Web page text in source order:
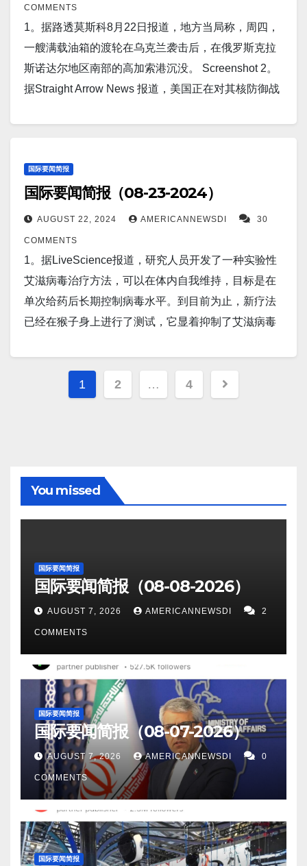
副董事长兼行长刘进因个人原因辞职，自周日起生
效。根据该行周日发布的一份文件，该行表示，董事
会已批准董事长葛海蛟担任代理行长。 Screenshot
11。据TheCoolDown报道，由于干旱可能会结束数百
年的传统做法，意大利的农民被迫放弃田地：“这是一
《古巴头条新闻》报道，古巴的感染人数在美洲地区
排名第二，仅次于巴西（7,284 例）。 Screenshot 6。
据台北路透社报道，台湾外交部周日表示，在中国和
美国争夺该地区影响力之际，台湾外交部副部长将出
席本周在汤加举行的太平洋岛屿领导人会议。
跃。 Orion 拥有 BSL-2、BSL-3 和 BSL-4 实验室，能
够处理世界上一些最致命的病毒，包括埃博拉病毒和
巴西本土的萨比亚病毒（这种病毒会导致出血热）。
Screenshot 8。据Interesting Engineering报道，达特
茅斯大学最近领导的一项研究表明，由于冰盖融化而
导致的海平面上升的最坏预测不太可能发生。然而，
这并不能否认格陵兰岛和南极洲冰融化仍然是一个令
人担忧的问题。 Screenshot 9。据Irish Star报道，一
发一种新疫苗，可以对不断演变的流感病毒产生终生
Screenshot 5。据The Guardian报道，泽连斯基称印
度支持乌克兰主权，与莫迪的会面“创造了历史”。
Screenshot 6。据Semafor 报道，中国企业正在储备芯
片制造设备并建立半导体供应链，以防范美国进一步
下历史纪录，而生产世界上最先进芯片光刻设备的荷
Screenshot 7。据英国广播公司国际频道的一项调查发
现，诈骗者利用马恩岛的一家海滨酒店和前银行办事
了近一年的时间来确定该投资骗局是如何在该岛进行
的，该岛是英国皇家属地，拥有独立政府。
Screenshot 8。据The Guardian报道，世界首个肺癌
疫苗试验在七个国家启动。一期临床试验
是 BNT116 的首次人体研究，已在英国、美国、德
国、匈牙利、波兰、西班牙和土耳其七个国家的 34 个
沙停火达成协议，以色列也明确表示将保留与哈马斯
恢复战争的权利。 Screenshot 10。据北京路透社报
发价格指数除7月19日小幅下跌外，均连日上涨。
法来模拟分子激发态。该方法可以显着提高计算化学
的准确性，在实际实验室实验之前通过模拟帮助开发
新材料和技术。 Screenshot…
COMMENTS
1。据路透莫斯科8月22日报道，地方当局称，周四，
一艘满载油箱的渡轮在乌克兰袭击后，在俄罗斯克拉
斯诺达尔地区南部的高加索港沉没。 Screenshot 2。
据Straight Arrow News 报道，美国正在对其核防御战
态发生变化之际发布的。 Screenshot 3。据NBC
News 报道，美国食品和药物管理局周四批准了辉瑞
和 Moderna 生产的新冠疫苗。这是疫苗第三次更新，
个月来，中国经济的低迷在金融市场上表现得十分明
显：债券市场正在经历历史性的反弹，推动长期利率
下降。北京官员竭力试图消除这种现象。 Screenshot
5。据DPA报道，面对国际制裁和政治孤立，伊朗新任
位 61 岁的外交官在被确认就职后告诉国家通讯
社 ISNA，他的部门将努力“克服与华盛顿的紧张关系，
恢复与欧洲国家的关系”。 Screenshot 6。据
三发表在《自然》杂志上的研究中详细介绍了，如何
发现迄今为止检测到的最重的反物质核——反超
氢-4（antihyperhydrogen-4）。 Screenshot 7。据
基地用于轰炸前线的滑翔炸弹。 Screenshot 8。据
Newsweek报道，美国海军表示，一艘美国驱逐舰在中
电网规模的波浪能装置来发电。这种规模的同类装置
是世界上第一个。 海洋为发电提供了丰富的资源，公
司正在寻找新的方法来利用潮汐、洋流和波浪的力
量。其中包括水下涡轮机和螺旋式概念，以及深海波
浪利用技术。 Screenshot 10。据ABC News报道，美
国担心乌克兰对库尔斯克的袭击。俄罗斯在准备反
击。 Screenshot 11。据Reuters报道，俄罗斯驻美国
大使称普京已制定应对库尔斯克入侵的行动计划。
Screenshot 12。据Good…
国际要闻简报
国际要闻简报（08-23-2024）
AUGUST 22, 2024 AMERICANNEWSDI 30
COMMENTS
1。据LiveScience报道，研究人员开发了一种实验性
艾滋病毒治疗方法，可以在体内自我维持，目标是在
单次给药后长期控制病毒水平。到目前为止，新疗法
已经在猴子身上进行了测试，它显着抑制了艾滋病毒
BGR.com报道，大西洋正在以指数速度变冷，但没有
Screenshot 3。据Newsweek报道，美国向中国发出防
御条约触发警告。周一早些时候，华盛顿对中国和菲
年历史的《共同防御条约》。 Screenshot 4。据
Business Insider报道，俄罗斯似乎正在使用有线、不
易被干扰的光纤无人机。这些无人机投入战斗将标志
着无人机军备竞赛进入下一阶段，双方都在急于适应
随着威胁上升，美国陆军启动北极航空司令部。
Screenshot 6。据The Independent报道，锂的突破，
意味关键电池组件可以从海水中廉价且可持续地提
取。 Screenshot 7。据NavalNews 报道，中国推出迄
今为止最先进的潜艇。位于武汉的一家中国造船厂已
经下水了一艘潜艇，这可能是中国最先进的非核潜
艇。这艘新船比现有船更大，并且是中国第一艘采
用 X 形舵的船。有迹象表明它可能拥有垂直发射系统
（VLS）。 Screenshot 8。据NBC News报道，伊朗
革命卫队发言人阿里莫罕默德·奈尼周二表示，伊朗对
Posts
pagination
1 2 … 4
You missed
国际要闻简报
国际要闻简报（08-08-2026）
AUGUST 7, 2026 AMERICANNEWSDI 2
COMMENTS
国际要闻简报
国际要闻简报（08-07-2026）
AUGUST 7, 2026 AMERICANNEWSDI 0
COMMENTS
国际要闻简报